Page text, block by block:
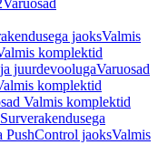
Varuosad
jaoksValmis
komplektid
juurdevoolugaVaruosad
komplektid
Valmis komplektid
Surverakendusega
PushControl jaoksValmis